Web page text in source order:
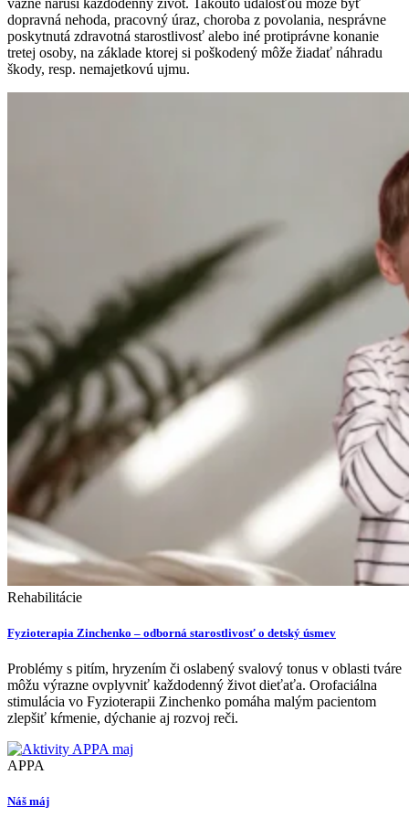
dopravná nehoda, pracovný úraz, choroba z povolania, nesprávne
poskytnutá zdravotná starostlivosť alebo iné protiprávne konanie
tretej osoby, na základe ktorej si poškodený môže žiadať náhradu
škody, resp. nemajetkovú ujmu.
Rehabilitácie
Fyzioterapia Zinchenko – odborná starostlivosť o detský úsmev
Problémy s pitím, hryzením či oslabený svalový tonus v oblasti tváre
môžu výrazne ovplyvniť každodenný život dieťaťa. Orofaciálna
stimulácia vo Fyzioterapii Zinchenko pomáha malým pacientom
zlepšiť kŕmenie, dýchanie aj rozvoj reči.
APPA
Náš máj